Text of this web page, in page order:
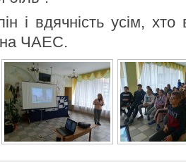
і вдячність усім, хто
на ЧАЕС.